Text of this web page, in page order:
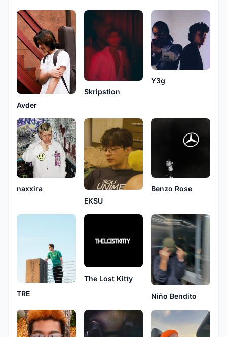
Avder
Skripstion
Y3g
naxxira
EKSU
Benzo Rose
TRE
The Lost Kitty
Niño Bendito